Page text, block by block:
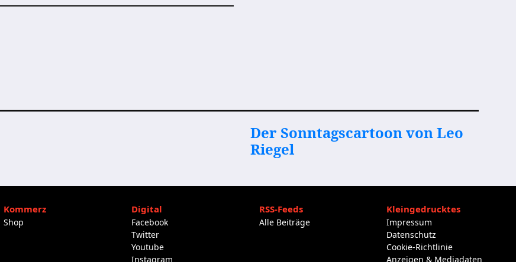
Der Sonntagscartoon von Leo
Riegel
Kommerz
Shop
Digital
Facebook
Twitter
Youtube
Instagram
RSS-Feeds
Alle Beiträge
Kleingedrucktes
Impressum
Datenschutz
Cookie-Richtlinie
Anzeigen & Mediadaten